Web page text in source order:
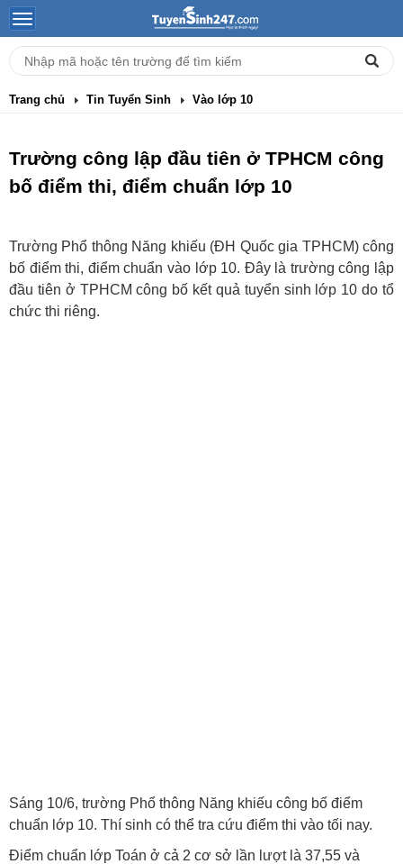
Trang chủ Tin Tuyển Sinh Vào lớp 10
Trường công lập đầu tiên ở TPHCM công
bố điểm thi, điểm chuẩn lớp 10
Trường Phổ thông Năng khiếu (ĐH Quốc gia TPHCM) công
bố điểm thi, điểm chuẩn vào lớp 10. Đây là trường công lập
đầu tiên ở TPHCM công bố kết quả tuyển sinh lớp 10 do tổ
chức thi riêng.
Sáng 10/6, trường Phổ thông Năng khiếu công bố điểm
chuẩn lớp 10. Thí sinh có thể tra cứu điểm thi vào tối nay.
Điểm chuẩn lớp Toán ở cả 2 cơ sở lần lượt là 37,55 và